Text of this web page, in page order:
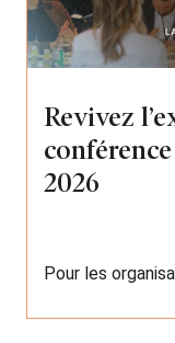
Revivez
2026
Pour les